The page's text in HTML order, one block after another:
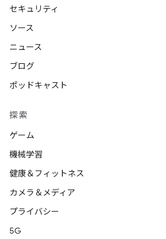
セキュリティ
ソース
ニュース
ブログ
ポッドキャスト
探索
ゲーム
機械学習
健康＆フィットネス
カメラ＆メディア
プライバシー
5G